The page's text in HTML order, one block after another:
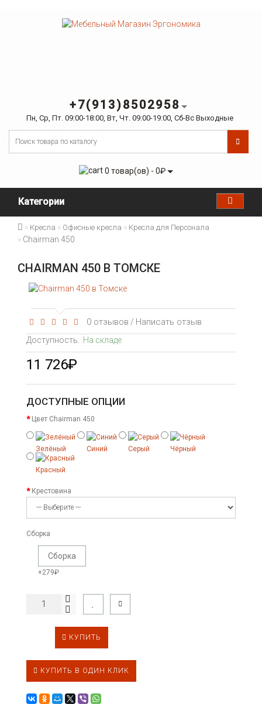
+7(913)8502958
Пн, Ср, Пт. 09:00-18:00, Вт, Чт. 09:00-19:00, Сб-Вс Выходные
0 товар(ов) - 0₽
Категории
Кресла Офисные кресла Кресла для Персонала
Chairman 450
CHAIRMAN 450 В ТОМСКЕ
0 отзывов / Написать отзыв
Доступность: На складе
11 726₽
ДОСТУПНЫЕ ОПЦИИ
Цвет Chairman 450
Зелёный Синий Серый Чёрный
Красный
Крестовина
Сборка
Сборка
+279₽
КУПИТЬ
КУПИТЬ В ОДИН КЛИК